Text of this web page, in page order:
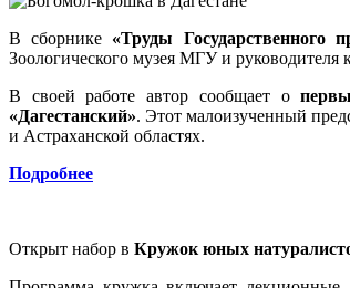
В сборнике «Труды Государственного
Зоологического музея МГУ и
В своей работе автор сообщает о
«Дагестанский». Этот малоизученный
и Астраханской областях.
Подробнее
Открыт набор в Кружок юных